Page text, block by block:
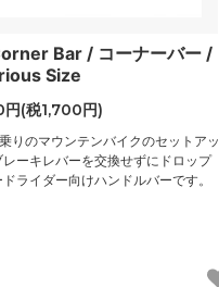
Bar / コーナーバー /
Size
(税1,700円)
りのマウンテンバイクのセットアッ
ーキレバーを交換せずにドロップ
ライダー向けハンドルバーです。